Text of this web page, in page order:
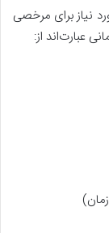
زایمان 1405، مدارک مورد نیاز برای مرخصی
عبارت‌اند از: